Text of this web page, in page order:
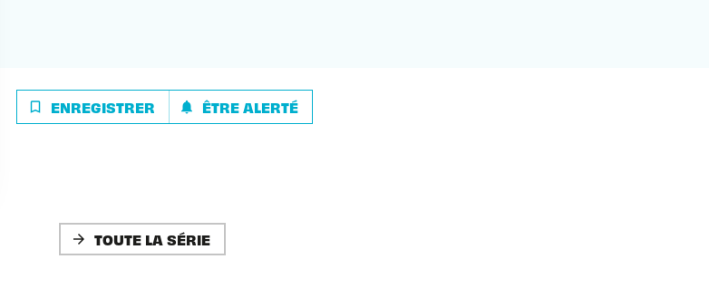
bookmark_border ENREGISTRER notifications ÊTRE ALERTÉ
arrow_forward TOUTE LA SÉRIE